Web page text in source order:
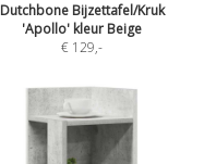
Dutchbone Bijzettafel/Kruk
'Apollo' kleur Beige
€ 129,-